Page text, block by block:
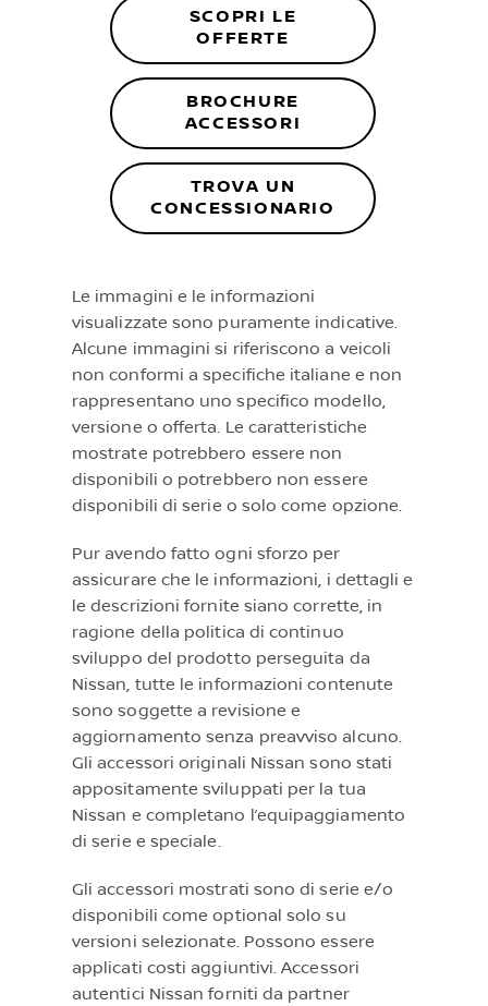
SCOPRI LE
OFFERTE
BROCHURE
ACCESSORI
TROVA UN
CONCESSIONARIO
Le immagini e le informazioni
visualizzate sono puramente indicative.
Alcune immagini si riferiscono a veicoli
non conformi a specifiche italiane e non
rappresentano uno specifico modello,
versione o offerta. Le caratteristiche
mostrate potrebbero essere non
disponibili o potrebbero non essere
disponibili di serie o solo come opzione.
Pur avendo fatto ogni sforzo per
assicurare che le informazioni, i dettagli e
le descrizioni fornite siano corrette, in
ragione della politica di continuo
sviluppo del prodotto perseguita da
Nissan, tutte le informazioni contenute
sono soggette a revisione e
aggiornamento senza preavviso alcuno.
Gli accessori originali Nissan sono stati
appositamente sviluppati per la tua
Nissan e completano l’equipaggiamento
di serie e speciale.
Gli accessori mostrati sono di serie e/o
disponibili come optional solo su
versioni selezionate. Possono essere
applicati costi aggiuntivi. Accessori
autentici Nissan forniti da partner